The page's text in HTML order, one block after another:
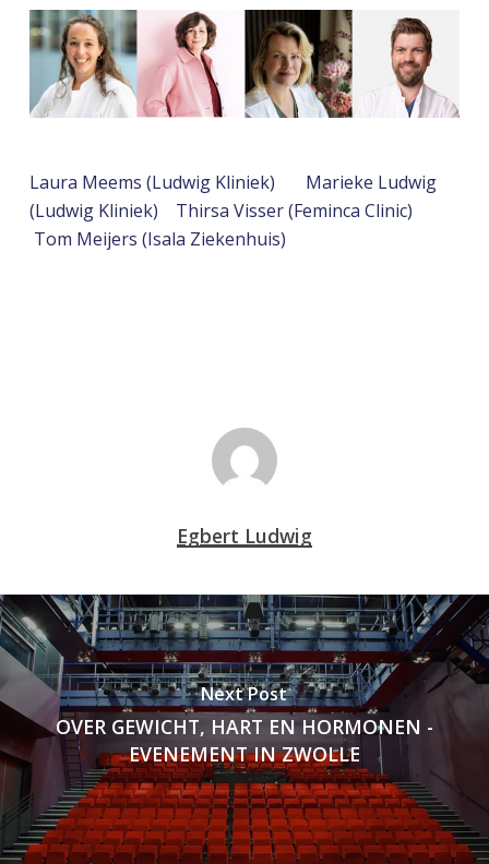
Laura Meems (Ludwig Kliniek) Marieke Ludwig
(Ludwig Kliniek) Thirsa Visser (Feminca Clinic)
Tom Meijers (Isala Ziekenhuis)
Egbert Ludwig
Next Post
OVER GEWICHT, HART EN HORMONEN -
EVENEMENT IN ZWOLLE